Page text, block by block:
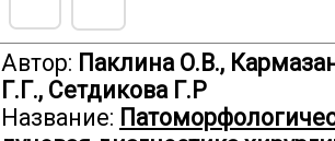
Автор: Паклина О.В.,
Г.Г., Сетдикова Г.Р
Название: